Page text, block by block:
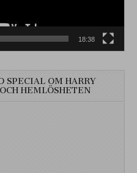
18:38
SPECIAL OM HARRY
HEMLÖSHETEN